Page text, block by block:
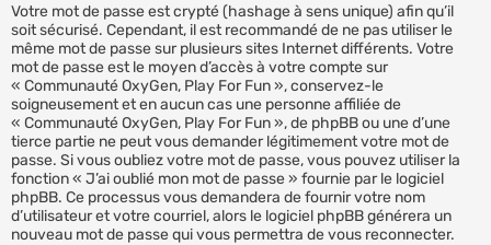
Votre mot de passe est crypté (hashage à sens unique) afin qu’il
soit sécurisé. Cependant, il est recommandé de ne pas utiliser le
même mot de passe sur plusieurs sites Internet différents. Votre
mot de passe est le moyen d’accès à votre compte sur
« Communauté OxyGen, Play For Fun », conservez-le
soigneusement et en aucun cas une personne affiliée de
« Communauté OxyGen, Play For Fun », de phpBB ou une d’une
tierce partie ne peut vous demander légitimement votre mot de
passe. Si vous oubliez votre mot de passe, vous pouvez utiliser la
fonction « J’ai oublié mon mot de passe » fournie par le logiciel
phpBB. Ce processus vous demandera de fournir votre nom
d’utilisateur et votre courriel, alors le logiciel phpBB générera un
nouveau mot de passe qui vous permettra de vous reconnecter.